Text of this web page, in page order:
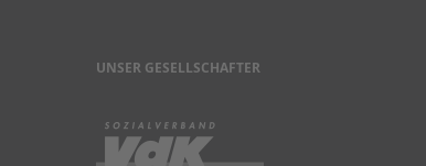
UNSER GESELLSCHAFTER